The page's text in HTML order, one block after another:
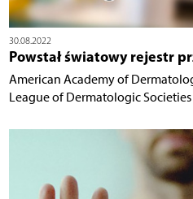
30.08.2022
Powstał światowy rejestr
American Academy of
League of Dermatologic Societies